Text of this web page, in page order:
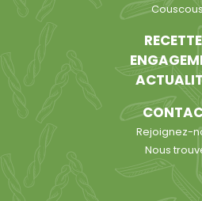
Rejoignez-
Nous